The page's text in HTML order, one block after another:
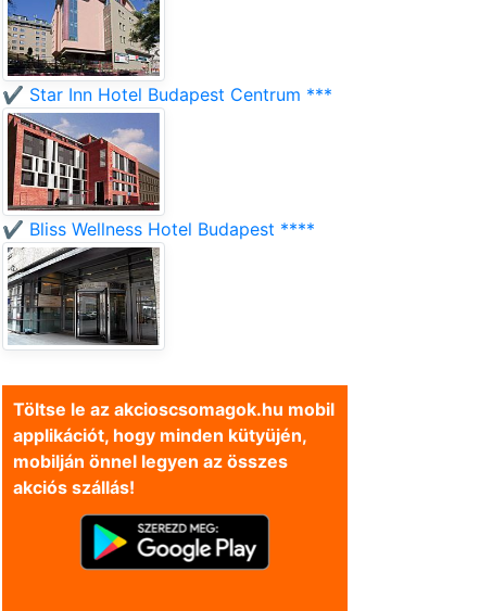
✔️ Star Inn Hotel Budapest Centrum ***
✔️ Bliss Wellness Hotel Budapest ****
Töltse le az akcioscsomagok.hu mobil
applikációt, hogy minden kütyüjén,
mobilján önnel legyen az összes
akciós szállás!